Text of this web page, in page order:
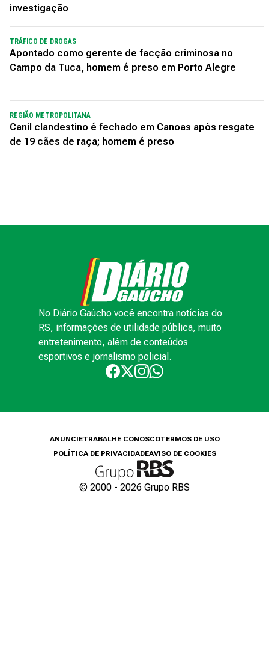
investigação
TRÁFICO DE DROGAS
Apontado como gerente de facção criminosa no
Campo da Tuca, homem é preso em Porto Alegre
REGIÃO METROPOLITANA
Canil clandestino é fechado em Canoas após resgate
de 19 cães de raça; homem é preso
No Diário Gaúcho você encontra notícias do
RS, informações de utilidade pública, muito
entretenimento, além de conteúdos
esportivos e jornalismo policial.
ANUNCIETRABALHE CONOSCOTERMOS DE USO
POLÍTICA DE PRIVACIDADEAVISO DE COOKIES
© 2000 - 2026 Grupo RBS